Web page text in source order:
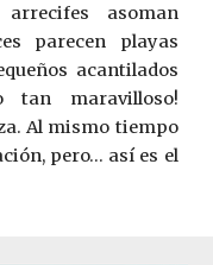
asoman
parecen playas
acantilados
tan maravilloso!
Al mismo tiempo
pero… así es el